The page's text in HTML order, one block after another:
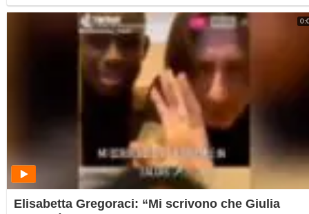
Elisabetta Gregoraci: “Mi scrivono che Giulia